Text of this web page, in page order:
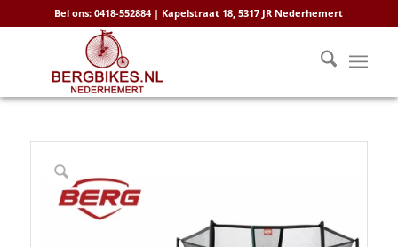
Bel ons: 0418-552884 | Kapelstraat 18, 5317 JR Nederhemert